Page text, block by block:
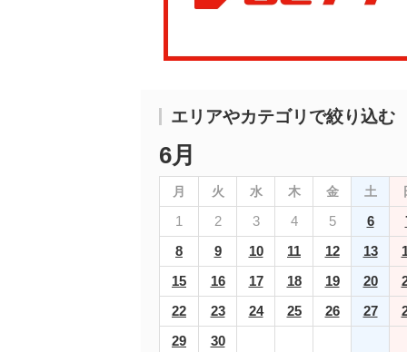
エリアやカテゴリで絞り込む
6月
月 火 水 木 金 土
1 2 3 4 5 6
8
9 10 11 12 13
15
16 17 18 19 20
22
23 24 25 26 27
29
30